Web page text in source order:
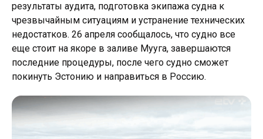
результаты аудита, подготовка экипажа судна к
чрезвычайным ситуациям и устранение технических
недостатков. 26 апреля сообщалось, что судно все
еще стоит на якоре в заливе Мууга, завершаются
последние процедуры, после чего судно сможет
покинуть Эстонию и направиться в Россию.